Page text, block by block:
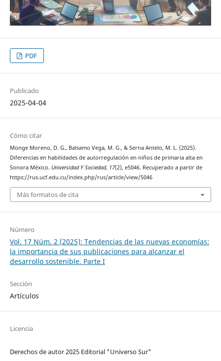
PDF
Publicado
2025-04-04
Cómo citar
Monge Moreno, D. G., Balsamo Vega, M. G., & Serna Antelo, M. L. (2025).
Diferencias en habilidades de autorregulación en niños de primaria alta en
Sonora México. Universidad Y Sociedad, 17(2), e5046. Recuperado a partir de
https://rus.ucf.edu.cu/index.php/rus/article/view/5046
Más formatos de cita
Número
Vol. 17 Núm. 2 (2025): Tendencias de las nuevas economías:
la importancia de sus publicaciones para alcanzar el
desarrollo sostenible. Parte I
Sección
Artículos
Licencia
Derechos de autor 2025 Editorial "Universo Sur"